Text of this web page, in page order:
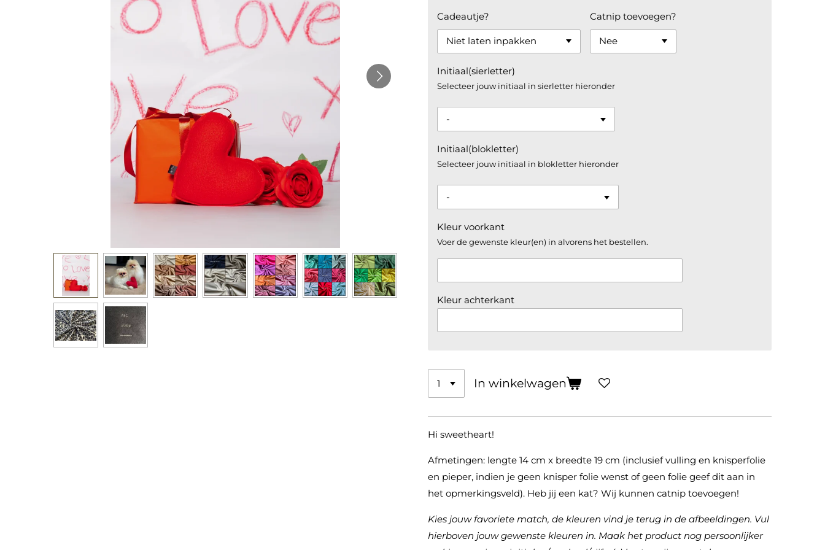
Cadeautje? Catnip toevoegen?
Initiaal(sierletter)
Selecteer jouw initiaal in sierletter hieronder
Initiaal(blokletter)
Selecteer jouw initiaal in blokletter hieronder
Kleur voorkant
Voer de gewenste kleur(en) in alvorens het bestellen.
Kleur achterkant
In winkelwagen
Hi sweetheart!
Afmetingen: lengte 14 cm x breedte 19 cm (inclusief vulling en knisperfolie
en pieper, indien je geen knisper folie wenst of geen folie geef dit aan in
het opmerkingsveld). Heb jij een kat? Wij kunnen catnip toevoegen!
Kies jouw favoriete match, de kleuren vind je terug in de afbeeldingen. Vul
hierboven jouw gewenste kleuren in. Maak het product nog persoonlijker